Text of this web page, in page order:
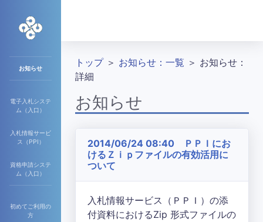
お知らせ
電子入札システ
ム（入口）
入札情報サービ
ス（PPI）
資格申請システ
ム（入口）
初めてご利用の
方
トップ＞ お知らせ：一覧 ＞ お知らせ：
詳細
お知らせ
2014/06/24 08:40 ＰＰＩにお
けるＺｉｐファイルの有効活用に
ついて
入札情報サービス（ＰＰＩ）の添
付資料におけるZip 形式ファイルの